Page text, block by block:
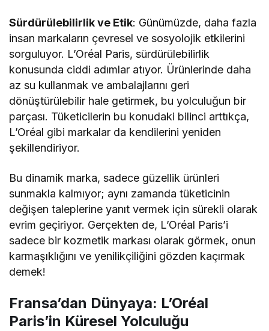
Sürdürülebilirlik ve Etik: Günümüzde, daha fazla
insan markaların çevresel ve sosyolojik etkilerini
sorguluyor. L’Oréal Paris, sürdürülebilirlik
konusunda ciddi adımlar atıyor. Ürünlerinde daha
az su kullanmak ve ambalajlarını geri
dönüştürülebilir hale getirmek, bu yolculuğun bir
parçası. Tüketicilerin bu konudaki bilinci arttıkça,
L’Oréal gibi markalar da kendilerini yeniden
şekillendiriyor.
Bu dinamik marka, sadece güzellik ürünleri
sunmakla kalmıyor; aynı zamanda tüketicinin
değişen taleplerine yanıt vermek için sürekli olarak
evrim geçiriyor. Gerçekten de, L’Oréal Paris’i
sadece bir kozmetik markası olarak görmek, onun
karmaşıklığını ve yenilikçiliğini gözden kaçırmak
demek!
Fransa’dan Dünyaya: L’Oréal
Paris’in Küresel Yolculuğu